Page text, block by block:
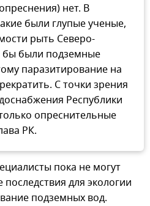
нет. В
были глупые ученые,
рыть Северо-
бы были подземные
паразитирование на
С точки зрения
Республики
опреснительные
РК.
пока не могут
для экологии
подземных вод.